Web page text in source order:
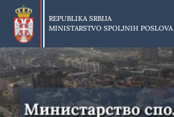
Preskoči
glavni
deo
sadržaja
REPUBLIKA SRBIJA
MINISTARSTVO SPOLJNIH POSLOVA